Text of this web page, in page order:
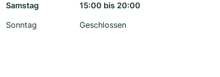
Samstag
15:00 bis 20:00
Sonntag
Geschlossen